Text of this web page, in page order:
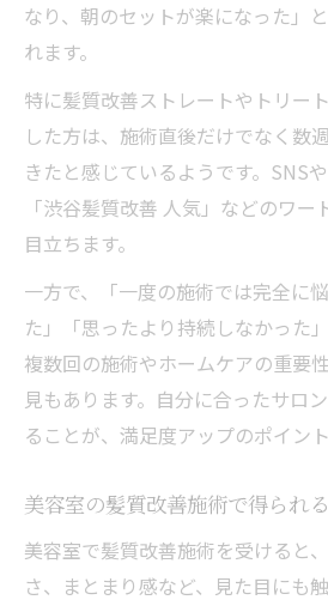
なり、朝のセットが楽になった」
れます。
特に髪質改善ストレートやトリー
した方は、施術直後だけでなく数
きたと感じているようです。SNS
「渋谷髪質改善 人気」などのワ
目立ちます。
一方で、「一度の施術では完全に
た」「思ったより持続しなかった
複数回の施術やホームケアの重要
見もあります。自分に合ったサロ
ることが、満足度アップのポイント
美容室の髪質改善施術で得られ
美容室で髪質改善施術を受けると
さ、まとまり感など、見た目にも